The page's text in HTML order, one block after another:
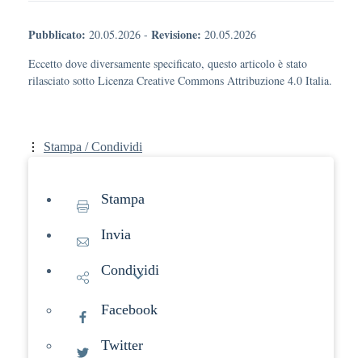
Pubblicato: 20.05.2026 - Revisione: 20.05.2026
Eccetto dove diversamente specificato, questo articolo è stato
rilasciato sotto Licenza Creative Commons Attribuzione 4.0 Italia.
Stampa / Condividi
Stampa
Invia
Condividi
Facebook
Twitter